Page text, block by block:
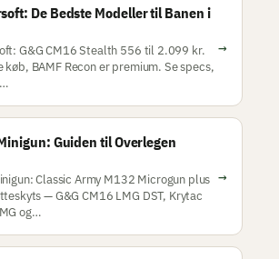
De Bedste Modeller til Banen i
G&G CM16 Stealth 556 til 2.099 kr.
køb, BAMF Recon er premium. Se specs,
→
Guiden til Overlegen
Classic Army M132 Microgun plus
— G&G CM16 LMG DST, Krytac
og…
→